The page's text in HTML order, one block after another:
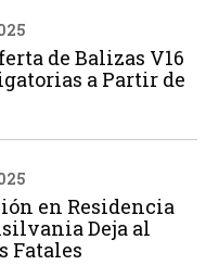
de Balizas V16
a Partir de
en Residencia
Deja al
Fatales